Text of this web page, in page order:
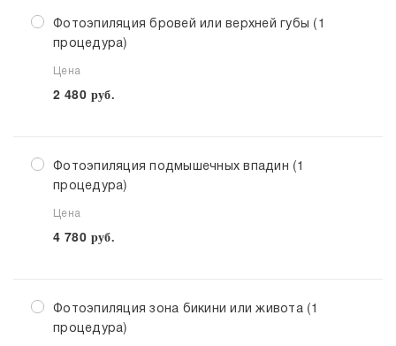
Фотоэпиляция бровей или верхней губы (1
процедура)
Цена
2 480 руб.
Фотоэпиляция подмышечных впадин (1
процедура)
Цена
4 780 руб.
Фотоэпиляция зона бикини или живота (1
процедура)